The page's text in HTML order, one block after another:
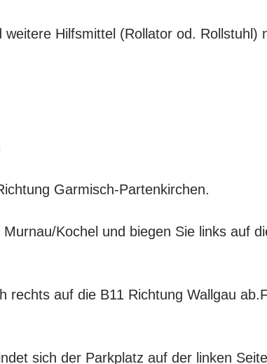
weitere Hilfsmittel (Rollator od. Rollstuhl)
Garmisch-Partenkirchen.
Kochel und biegen Sie links auf
rechts auf die B11 Richtung Wallgau
sich der Parkplatz auf der linken